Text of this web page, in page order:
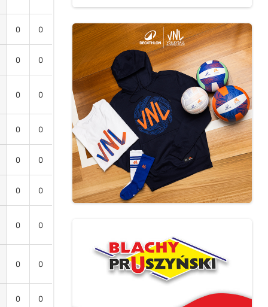
0 0
0 0
0 0
0 0
0 0
0 0
0 0
0 0
0 0